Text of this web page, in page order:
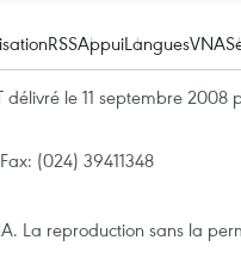
RSSAppuiLanguesVNA
délivré le 11 septembre
(024) 39411348
La reproduction sans la